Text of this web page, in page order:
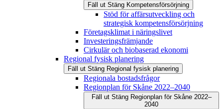
Fäll ut Stäng Kompetensförsörjning
Stöd för affärsutveckling och
strategisk kompetensförsörjning
Företagsklimat i näringslivet
Investeringsfrämjande
Cirkulär och biobaserad ekonomi
Regional fysisk planering
Fäll ut Stäng Regional fysisk planering
Regionala bostadsfrågor
Regionplan för Skåne 2022–2040
Fäll ut Stäng Regionplan för Skåne 2022–
2040